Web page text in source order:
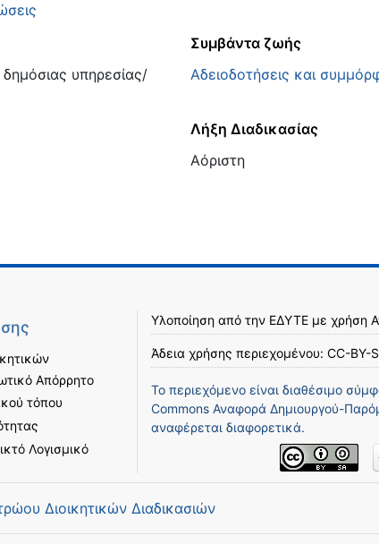
υπηρεσίας/
Συμβάντα ζωής
Αδειοδοτήσεις και
Λήξη Διαδικασίας
Αόριστη
Απόρρητο
τόπου
Λογισμικό
Υλοποίηση από την ΕΔΥΤΕ με χρήση
Άδεια χρήσης περιεχομένου: CC-BY-
Το περιεχόμενο είναι διαθέσιμο
Commons Αναφορά Δημιουργού-
αναφέρεται διαφορετικά.
Διοικητικών Διαδικασιών